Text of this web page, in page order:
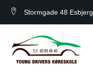
Stormgade 48 Esbjerg